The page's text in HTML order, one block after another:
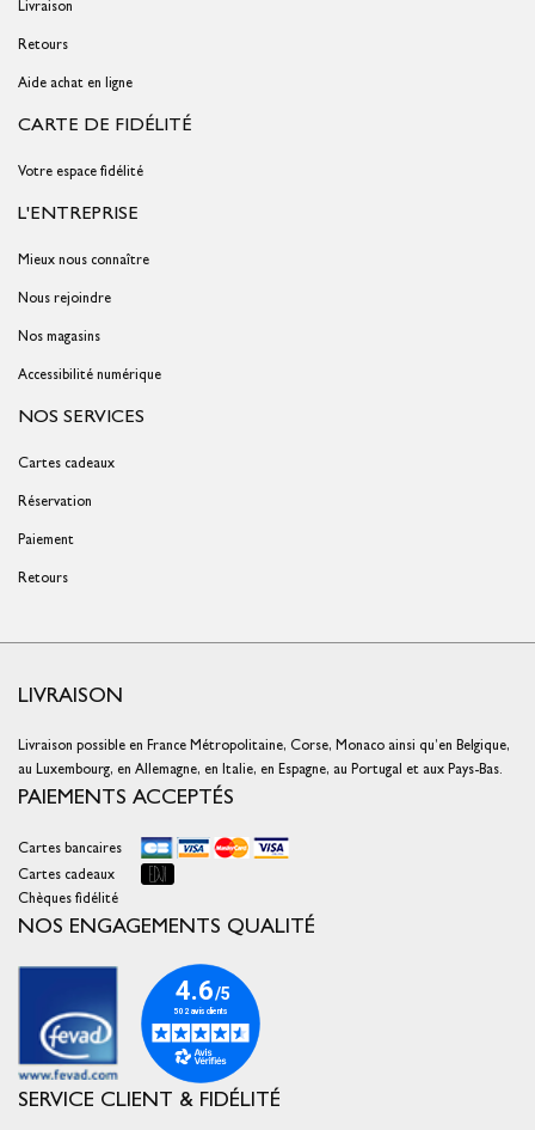
Livraison
Retours
Aide achat en ligne
CARTE DE FIDÉLITÉ
Votre espace fidélité
L'ENTREPRISE
Mieux nous connaître
Nous rejoindre
Nos magasins
Accessibilité numérique
NOS SERVICES
Cartes cadeaux
Réservation
Paiement
Retours
LIVRAISON
Livraison possible en France Métropolitaine, Corse, Monaco ainsi qu’en Belgique,
au Luxembourg, en Allemagne, en Italie, en Espagne, au Portugal et aux Pays-Bas.
PAIEMENTS ACCEPTÉS
Cartes bancaires
Cartes cadeaux
Chèques fidélité
NOS ENGAGEMENTS QUALITÉ
SERVICE CLIENT & FIDÉLITÉ